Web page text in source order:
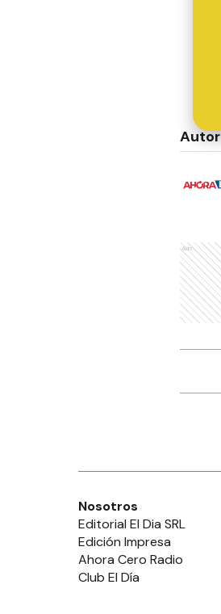
Autor
Ads
Nosotros
Editorial El Dia SRL
Edición Impresa
Ahora Cero Radio
Club El Día